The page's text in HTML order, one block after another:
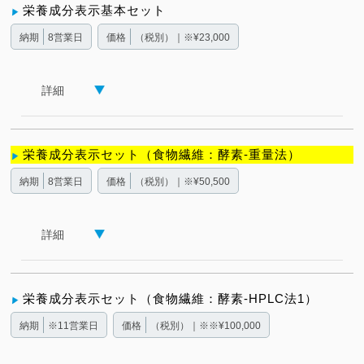
栄養成分表示基本セット
納期 8営業日 価格 （税別）｜※¥23,000
詳細
栄養成分表示セット（食物繊維：酵素-重量法）
納期 8営業日 価格 （税別）｜※¥50,500
詳細
栄養成分表示セット（食物繊維：酵素-HPLC法1）
納期 ※11営業日 価格 （税別）｜※※¥100,000